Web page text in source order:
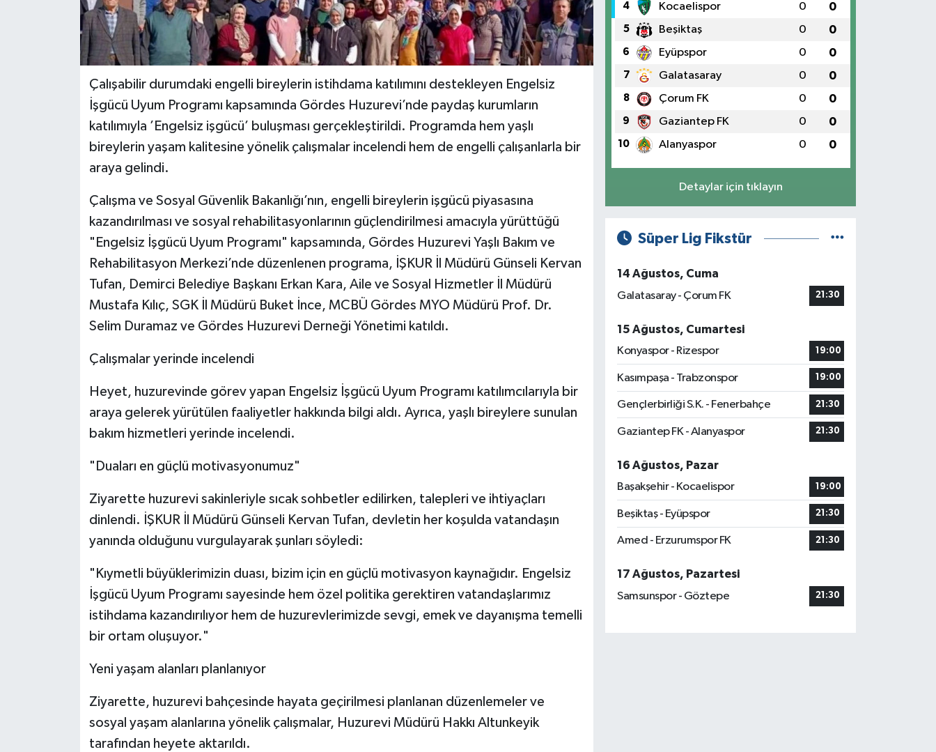
Çalışabilir durumdaki engelli bireylerin istihdama katılımını destekleyen Engelsiz
İşgücü Uyum Programı kapsamında Gördes Huzurevi’nde paydaş kurumların
katılımıyla ’Engelsiz işgücü’ buluşması gerçekleştirildi. Programda hem yaşlı
bireylerin yaşam kalitesine yönelik çalışmalar incelendi hem de engelli çalışanlarla bir
araya gelindi.
Çalışma ve Sosyal Güvenlik Bakanlığı’nın, engelli bireylerin işgücü piyasasına
kazandırılması ve sosyal rehabilitasyonlarının güçlendirilmesi amacıyla yürüttüğü
"Engelsiz İşgücü Uyum Programı" kapsamında, Gördes Huzurevi Yaşlı Bakım ve
Rehabilitasyon Merkezi’nde düzenlenen programa, İŞKUR İl Müdürü Günseli Kervan
Tufan, Demirci Belediye Başkanı Erkan Kara, Aile ve Sosyal Hizmetler İl Müdürü
Mustafa Kılıç, SGK İl Müdürü Buket İnce, MCBÜ Gördes MYO Müdürü Prof. Dr.
Selim Duramaz ve Gördes Huzurevi Derneği Yönetimi katıldı.
Çalışmalar yerinde incelendi
Heyet, huzurevinde görev yapan Engelsiz İşgücü Uyum Programı katılımcılarıyla bir
araya gelerek yürütülen faaliyetler hakkında bilgi aldı. Ayrıca, yaşlı bireylere sunulan
bakım hizmetleri yerinde incelendi.
"Duaları en güçlü motivasyonumuz"
Ziyarette huzurevi sakinleriyle sıcak sohbetler edilirken, talepleri ve ihtiyaçları
dinlendi. İŞKUR İl Müdürü Günseli Kervan Tufan, devletin her koşulda vatandaşın
yanında olduğunu vurgulayarak şunları söyledi:
"Kıymetli büyüklerimizin duası, bizim için en güçlü motivasyon kaynağıdır. Engelsiz
İşgücü Uyum Programı sayesinde hem özel politika gerektiren vatandaşlarımız
istihdama kazandırılıyor hem de huzurevlerimizde sevgi, emek ve dayanışma temelli
bir ortam oluşuyor."
Yeni yaşam alanları planlanıyor
Ziyarette, huzurevi bahçesinde hayata geçirilmesi planlanan düzenlemeler ve
sosyal yaşam alanlarına yönelik çalışmalar, Huzurevi Müdürü Hakkı Altunkeyik
tarafından heyete aktarıldı.
4 Kocaelispor 0 0
5 Beşiktaş 0 0
6 Eyüpspor 0 0
7 Galatasaray 0 0
8 Çorum FK 0 0
9 Gaziantep FK 0 0
10 Alanyaspor 0 0
Detaylar için tıklayın
Süper Lig Fikstür
14 Ağustos, Cuma
Galatasaray - Çorum FK
21:30
15 Ağustos, Cumartesi
Konyaspor - Rizespor
19:00
Kasımpaşa - Trabzonspor 19:00
Gençlerbirliği S.K. - Fenerbahçe 21:30
Gaziantep FK - Alanyaspor 21:30
16 Ağustos, Pazar
Başakşehir - Kocaelispor
19:00
Beşiktaş - Eyüpspor 21:30
Amed - Erzurumspor FK 21:30
17 Ağustos, Pazartesi
Samsunspor - Göztepe
21:30